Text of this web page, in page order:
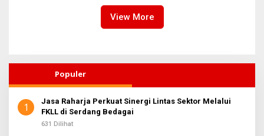
View More
Populer
1
Jasa Raharja Perkuat Sinergi Lintas Sektor Melalui
FKLL di Serdang Bedagai
631 Dilihat